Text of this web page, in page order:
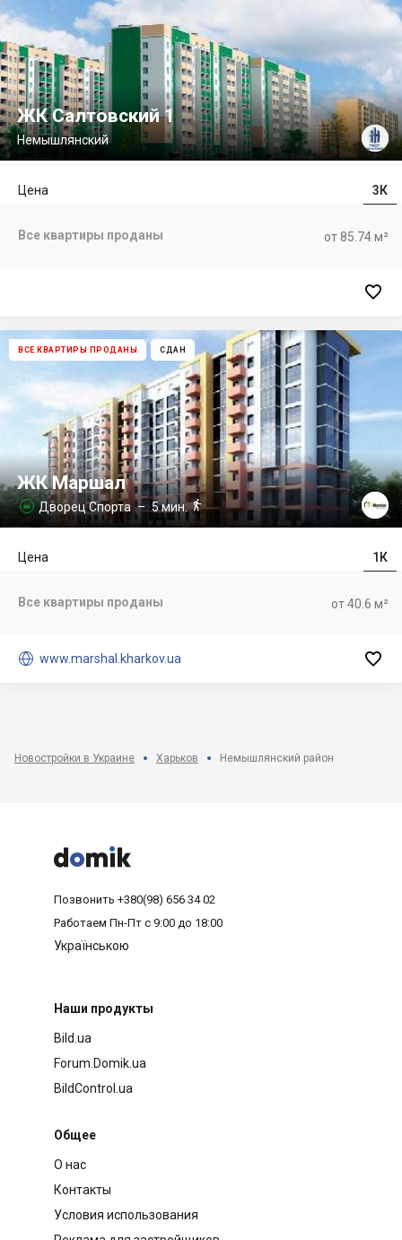
ЖК Салтовский 1
Немышлянский
3К
Цена
от 85.74 м²
Все квартиры проданы

ВСЕ КВАРТИРЫ ПРОДАНЫ СДАН
ЖК Маршал
 Дворец Спорта – 5 мин.
1К
Цена
от 40.6 м²
Все квартиры проданы
 www.marshal.kharkov.ua 
Новостройки в Украине Харьков Немышлянский район



Позвонить +380(98) 656 34 02
Работаем Пн-Пт с 9:00 до 18:00
Українською
Наши продукты
Bild.ua
Forum.Domik.ua
BildControl.ua
Общее
О нас
Контакты
Условия использования